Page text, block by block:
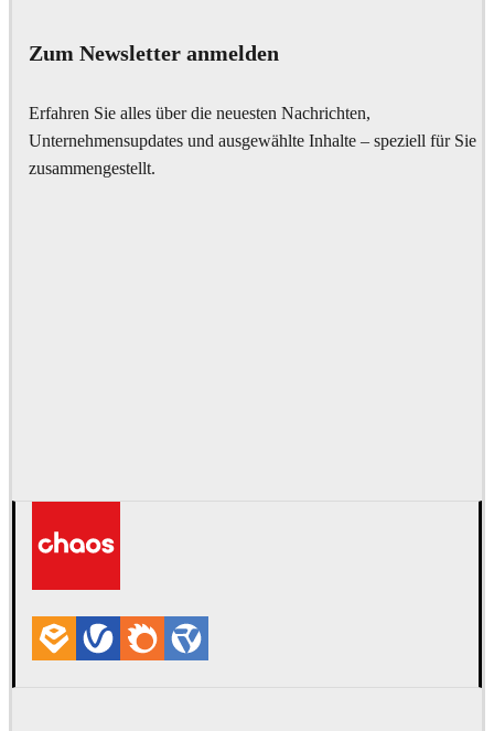
Zum Newsletter anmelden
Erfahren Sie alles über die neuesten Nachrichten,
Unternehmensupdates und ausgewählte Inhalte – speziell für Sie
zusammengestellt.